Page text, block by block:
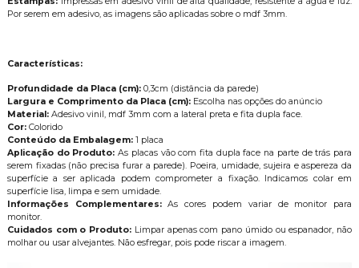
Por serem em adesivo, as imagens são aplicadas sobre o mdf 3mm.
Características:
Profundidade da Placa (cm):0,3cm (distância da parede)
Largura e Comprimento da Placa (cm):Escolha nas opções do anúncio
Material: Adesivo vinil, mdf 3mm com a lateral preta e fita dupla face.
Cor:Colorido
Conteúdo da Embalagem:1 placa
Aplicação do Produto:As placas vão com fita dupla face na parte de trás para
serem fixadas (não precisa furar a parede). Poeira, umidade, sujeira e aspereza da
superfície a ser aplicada podem comprometer a fixação. Indicamos colar em
superfície lisa, limpa e sem umidade.
Informações Complementares:As cores podem variar de monitor para
monitor.
Cuidados com o Produto: Limpar apenas com pano úmido ou espanador, não
molhar ou usar alvejantes. Não esfregar, pois pode riscar a imagem.